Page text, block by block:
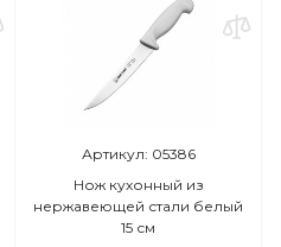
Артикул: 05386
Нож кухонный из
нержавеющей стали белый
15 см